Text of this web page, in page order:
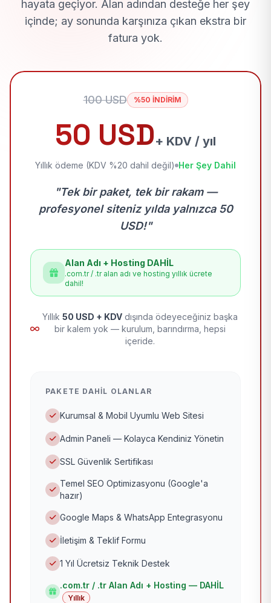
hayata geçiyor. Alan adından desteğe her şey
içinde; ay sonunda karşınıza çıkan ekstra bir
fatura yok.
100 USD %50 İNDİRİM
50 USD+ KDV / yıl
Yıllık ödeme (KDV %20 dahil değil) Her Şey Dahil
"Tek bir paket, tek bir rakam —
profesyonel siteniz yılda yalnızca 50
USD!"
Alan Adı + Hosting DAHİL
.com.tr / .tr alan adı ve hosting yıllık ücrete
dahil!
Yıllık 50 USD + KDV dışında ödeyeceğiniz başka
bir kalem yok — kurulum, barındırma, hepsi
içeride.
PAKETE DAHIL OLANLAR
Kurumsal & Mobil Uyumlu Web Sitesi
Admin Paneli — Kolayca Kendiniz Yönetin
SSL Güvenlik Sertifikası
Temel SEO Optimizasyonu (Google'a
hazır)
Google Maps & WhatsApp Entegrasyonu
İletişim & Teklif Formu
1 Yıl Ücretsiz Teknik Destek
.com.tr / .tr Alan Adı + Hosting — DAHİL
Yıllık